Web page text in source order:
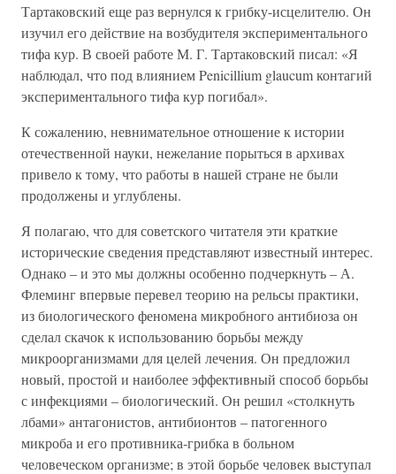
Тартаковский еще раз вернулся к грибку-исцелителю. Он
изучил его действие на возбудителя экспериментального
тифа кур. В своей работе М. Г. Тартаковский писал: «Я
наблюдал, что под влиянием Penicillium glaucum контагий
экспериментального тифа кур погибал».
К сожалению, невнимательное отношение к истории
отечественной науки, нежелание порыться в архивах
привело к тому, что работы в нашей стране не были
продолжены и углублены.
Я полагаю, что для советского читателя эти краткие
исторические сведения представляют известный интерес.
Однако – и это мы должны особенно подчеркнуть – А.
Флеминг впервые перевел теорию на рельсы практики,
из биологического феномена микробного антибиоза он
сделал скачок к использованию борьбы между
микроорганизмами для целей лечения. Он предложил
новый, простой и наиболее эффективный способ борьбы
с инфекциями – биологический. Он решил «столкнуть
лбами» антагонистов, антибионтов – патогенного
микроба и его противника-грибка в больном
человеческом организме; в этой борьбе человек выступал